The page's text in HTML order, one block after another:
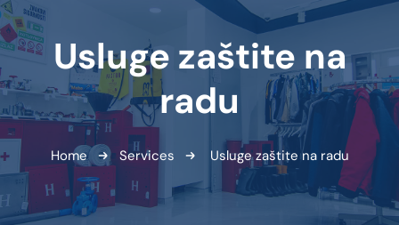
Usluge zaštite na
radu
Home Services Usluge zaštite na radu